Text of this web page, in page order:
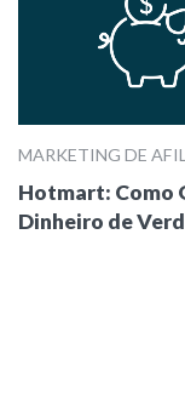
MARKETING DE
Hotmart: Como
Dinheiro de